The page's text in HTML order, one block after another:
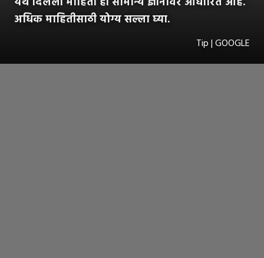
अधिक माहितीसाठी योग्य सल्ला घ्या.
Tip | GOOGLE